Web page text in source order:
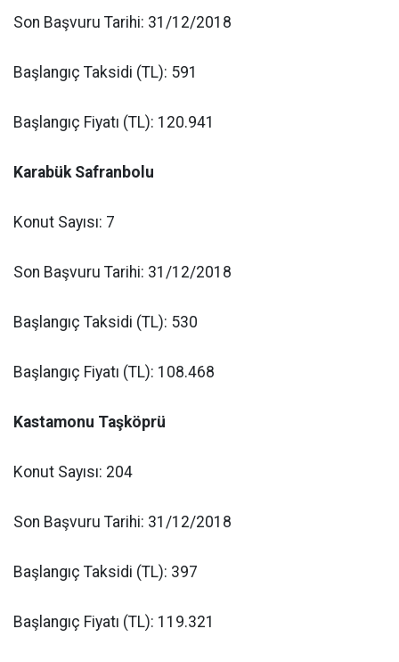
Son Başvuru Tarihi: 31/12/2018
Başlangıç Taksidi (TL): 591
Başlangıç Fiyatı (TL): 120.941
Karabük Safranbolu
Konut Sayısı: 7
Son Başvuru Tarihi: 31/12/2018
Başlangıç Taksidi (TL): 530
Başlangıç Fiyatı (TL): 108.468
Kastamonu Taşköprü
Konut Sayısı: 204
Son Başvuru Tarihi: 31/12/2018
Başlangıç Taksidi (TL): 397
Başlangıç Fiyatı (TL): 119.321